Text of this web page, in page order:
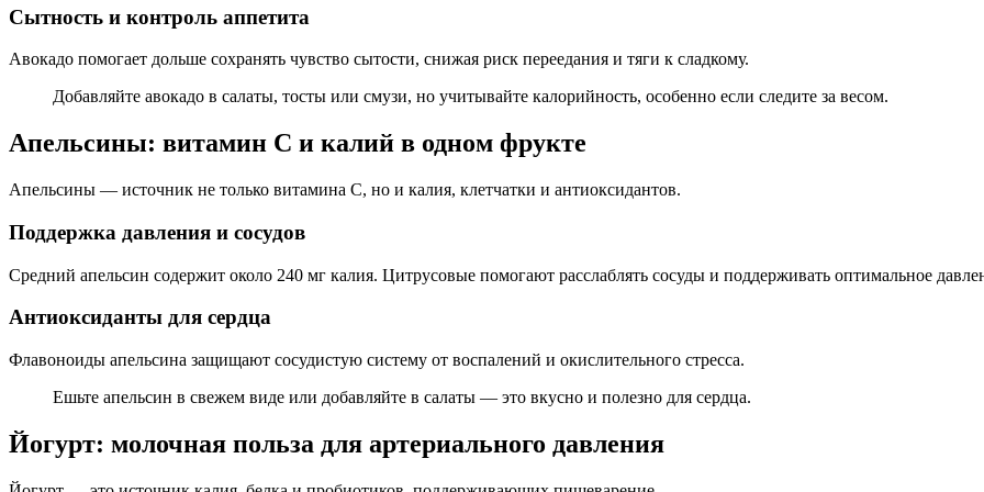
Сытность и контроль аппетита
Авокадо помогает дольше сохранять чувство сытости, снижая риск переедания и тяги к сладкому.
Добавляйте авокадо в салаты, тосты или смузи, но учитывайте калорийность, особенно если следите за весом.
Апельсины: витамин С и калий в одном фрукте
Апельсины — источник не только витамина С, но и калия, клетчатки и антиоксидантов.
Поддержка давления и сосудов
Средний апельсин содержит около 240 мг калия. Цитрусовые помогают расслаблять сосуды и поддерживать оптимальное
Антиоксиданты для сердца
Флавоноиды апельсина защищают сосудистую систему от воспалений и окислительного стресса.
Ешьте апельсин в свежем виде или добавляйте в салаты — это вкусно и полезно для сердца.
Йогурт: молочная польза для артериального давления